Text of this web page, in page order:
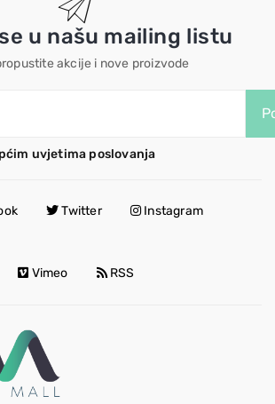
u našu mailing listu
akcije i nove proizvode
uvjetima poslovanja
Twitter Instagram
Vimeo RSS